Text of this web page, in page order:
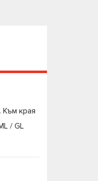
Към края
/ GL
МЛ/ГЛ
от